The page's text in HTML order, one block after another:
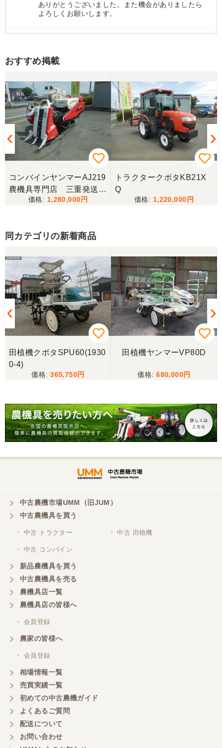
ありがとうございました。また機会がありましたら
よろしくお願いします。
西川さま。電話対応から自社納車まで丁寧で信頼で
きる方です。農機はまたこちらで購入したいです。
岐阜県／
完璧に整備されており、対応も親切で丁寧。配送ま
で自社で対応してくださり本当にありがとうござい
ました。次回もこちらで購入させて頂きます。
今回もしっかり整備整備をしてくださり安心です大
事に長く使わせていただきますありがとうございま
す
岐阜県／田畑
ただきましたありがとうございます
岐阜県／長池松広
この度は、コンバイン購入に際しまして、納品日に
際しては、ご配慮頂き誠にありがとうございまし
た。本当に助かりました。
急なお願いにも対応ありがとうございました。 あり
がとうございました。 親切に対応していただきまし
岐阜県／横倉林
ありがとうございます。
岐阜県／横倉林
岐阜県／横倉林
ありがとうございます
岐阜県／横倉林
ありがとうございます
岐阜県／横倉林
ありがとうございます
岐阜県／横倉林
ありがとうございます
おすすめ掲載
コンバインヤンマーAJ219
農機具専門店 三重発送整
備済み
1,280,000
トラクタークボタKB21X
Q
1,220,000
同カテゴリの新着商品
田植機クボタSPU60(1930
0-4)
365,750
田植機ヤンマーVP80D
680,000
中古農機市場UMM（旧JUM）
中古農機具を買う
・ 中古 トラクター ・ 中古 田植機
・ 中古 コンバイン
新品農機具を買う
中古農機具を売る
農機具店一覧
農機具店の皆様へ
・ 会員登録
農家の皆様へ
・ 会員登録
相場情報一覧
売買実績一覧
初めての中古農機ガイド
よくあるご質問
配送について
お問い合わせ